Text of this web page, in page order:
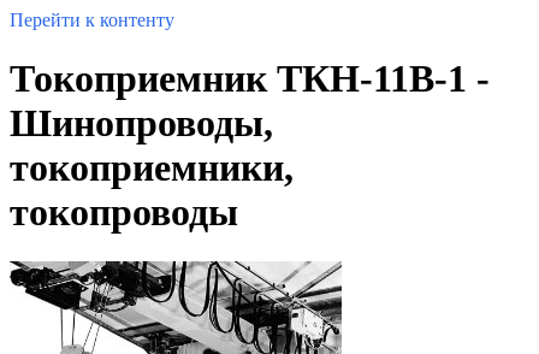
Перейти к контенту
Токоприемник ТКН-11В-1 -
Шинопроводы,
токоприемники,
токопроводы